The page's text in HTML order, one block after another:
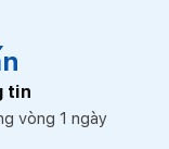
tin
vòng 1 ngày